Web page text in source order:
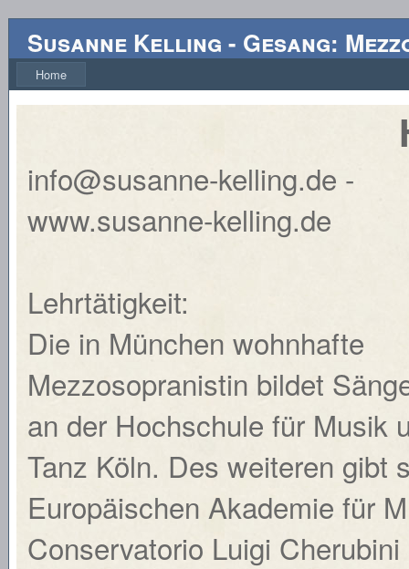
Susanne Kelling - Gesang:
Home
info@susanne-kelling.de -
www.susanne-kelling.de
Lehrtätigkeit:
Die in München wohnhafte
Mezzosopranistin bildet
an der Hochschule für Musik
Tanz Köln. Des weiteren gibt
Europäischen Akademie für
Conservatorio Luigi